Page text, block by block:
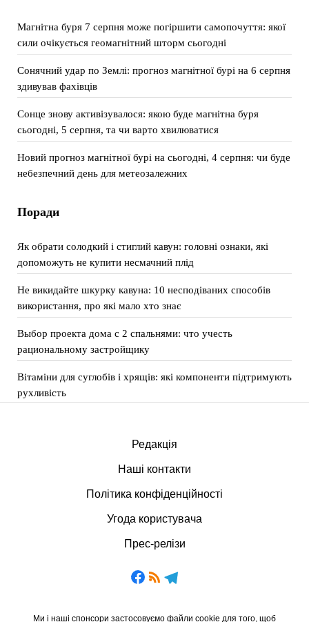
Магнітна буря 7 серпня може погіршити самопочуття: якої
сили очікується геомагнітний шторм сьогодні
Сонячний удар по Землі: прогноз магнітної бурі на 6 серпня
здивував фахівців
Сонце знову активізувалося: якою буде магнітна буря
сьогодні, 5 серпня, та чи варто хвилюватися
Новий прогноз магнітної бурі на сьогодні, 4 серпня: чи буде
небезпечний день для метеозалежних
Поради
Як обрати солодкий і стиглий кавун: головні ознаки, які
допоможуть не купити несмачний плід
Не викидайте шкурку кавуна: 10 несподіваних способів
використання, про які мало хто знає
Выбор проекта дома с 2 спальнями: что учесть
рациональному застройщику
Вітаміни для суглобів і хрящів: які компоненти підтримують
рухливість
Редакція
Наші контакти
Політика конфіденційності
Угода користувача
Прес-релізи
Ми і наші спонсори застосовуємо файли cookie для того, щоб